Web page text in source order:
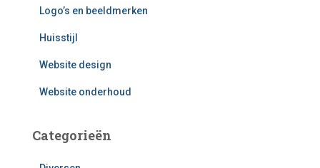
Logo’s en beeldmerken
Huisstijl
Website design
Website onderhoud
Categorieën